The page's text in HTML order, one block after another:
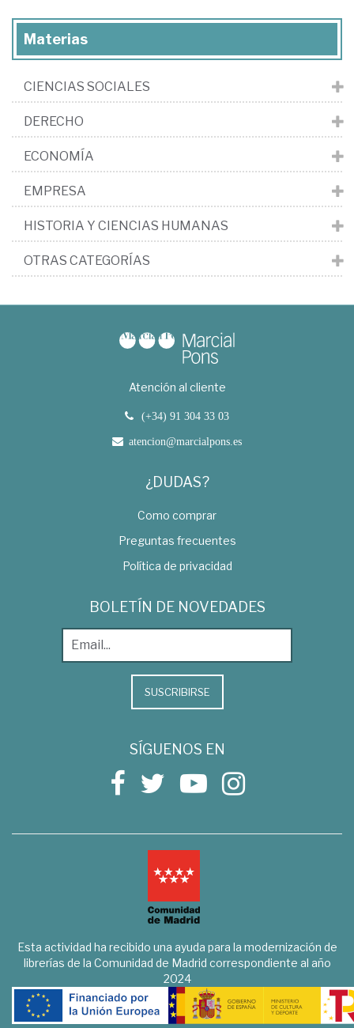
Materias
CIENCIAS SOCIALES
DERECHO
ECONOMÍA
EMPRESA
HISTORIA Y CIENCIAS HUMANAS
OTRAS CATEGORÍAS
Atención al cliente
(+34) 91 304 33 03
atencion@marcialpons.es
¿DUDAS?
Como comprar
Preguntas frecuentes
Política de privacidad
BOLETÍN DE NOVEDADES
SUSCRIBIRSE
SÍGUENOS EN
Esta actividad ha recibido una ayuda para la modernización de
librerías de la Comunidad de Madrid correspondiente al año
2024